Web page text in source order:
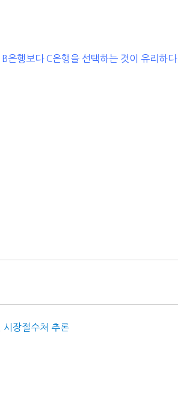
은행보다 C은행을 선택하는 것이 유리하다.
장절수처 추론